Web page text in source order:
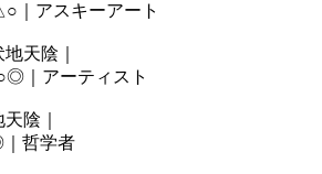
アスキーアート
地天陰｜
アーティスト
陰｜
哲学者